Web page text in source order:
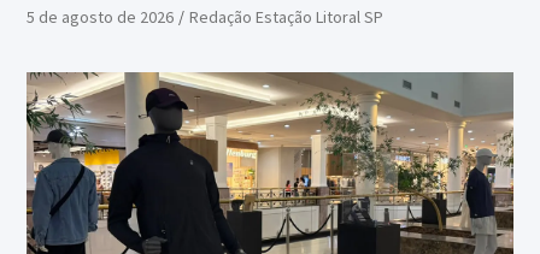
5 de agosto de 2026 Redação Estação Litoral SP